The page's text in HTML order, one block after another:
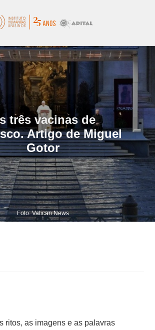
três vacinas de
Artigo de Miguel
Gotor
Foto: Vatican News
ritos, as imagens e as palavras